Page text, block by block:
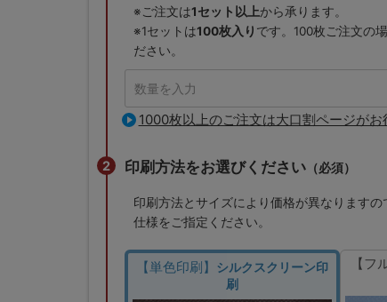
※ご注文は1セット以上から承ります。
※1セットは100枚入り です。100枚ご注文の場
ださい。
1000枚以上のご注文は大口割ページがお
印刷方法をお選びください（必須）
印刷方法とサイズにより価格が異なります
仕様をご指定ください。
【単色印刷】
シルクスクリーン印
刷
【フ